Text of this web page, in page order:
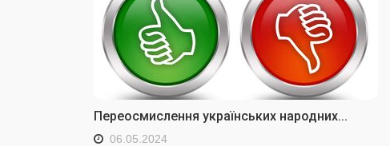
Переосмислення українських народних...
06.05.2024